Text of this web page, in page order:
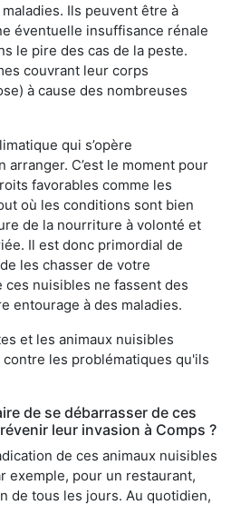
Ils peuvent être à
éventuelle insuffisance rénale
le pire des cas de la peste.
couvrant leur corps
à cause des nombreuses
qui s’opère
C’est le moment pour
favorables comme les
où les conditions sont bien
de la nourriture à volonté et
Il est donc primordial de
les chasser de votre
nuisibles ne fassent des
entourage à des maladies.
et les animaux nuisibles
les problématiques qu'ils
de se débarrasser de ces
leur invasion à Comps ?
de ces animaux nuisibles
exemple, pour un restaurant,
de tous les jours. Au quotidien,